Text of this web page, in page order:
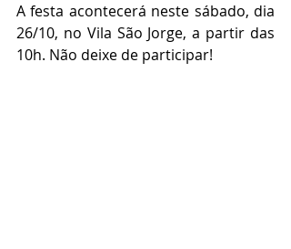
A festa acontecerá neste sábado, dia
26/10, no Vila São Jorge, a partir das
10h. Não deixe de participar!